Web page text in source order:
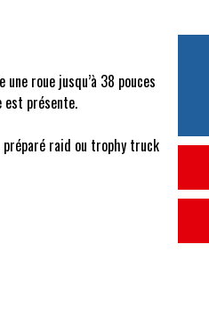
roue jusqu’à 38 pouces
est présente.
préparé raid ou trophy truck